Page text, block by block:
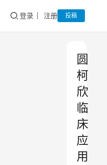
登录 注册 投稿
圆
柯
欣
临
床
应
用